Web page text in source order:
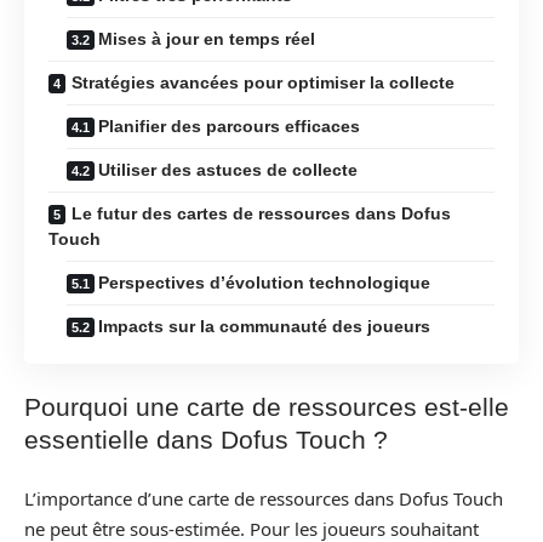
Mises à jour en temps réel
Stratégies avancées pour optimiser la collecte
Planifier des parcours efficaces
Utiliser des astuces de collecte
Le futur des cartes de ressources dans Dofus
Touch
Perspectives d’évolution technologique
Impacts sur la communauté des joueurs
Pourquoi une carte de ressources est-elle
essentielle dans Dofus Touch ?
L’importance d’une carte de ressources dans Dofus Touch
ne peut être sous-estimée. Pour les joueurs souhaitant